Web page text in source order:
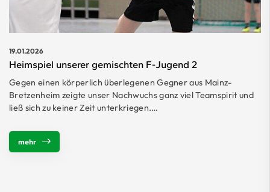
19.01.2026
Heimspiel unserer gemischten F-Jugend 2
Gegen einen körperlich überlegenen Gegner aus Mainz-
Bretzenheim zeigte unser Nachwuchs ganz viel Teamspirit und
ließ sich zu keiner Zeit unterkriegen.…
mehr